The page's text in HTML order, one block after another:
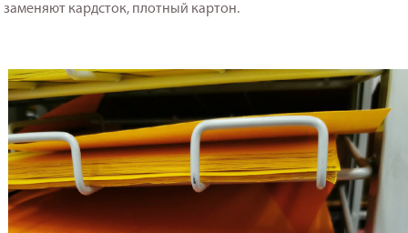
заменяют кардсток, плотный картон.